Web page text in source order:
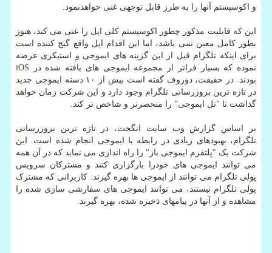
و اکوسیستم آنها را به طرز قابل توجهی غنی خواهدنمود.
این که قابلیت مذکور چطور اکوسیستم کلی اپل را غنی می کند، هنوز
بطور کامل معین نمی باشد، اما این اقدام اپل واقع گیج کننده است
برای اینکه تلگرام قبل از این گزینه های ایموجی و استیکری عرضه
نموده که بسیار فراتر از مجموعه ایموجی های یافته شده در iOS
بودند. در حقیقت، دوروف گفته است بیش از ۱۰ دسته ایموجی جدید
در تازه ترین بروزرسانی تلگرام وجود دارد و این شرکت زمان خواهد
گذاشت تا "تل ایموجی" را منحصرتر و شاخص تر کند.
بر اساس گزارش وب سایت انگجت، در تازه ترین بروزرسانی
تلگرام، بهبودهای زیادی در رابطه با ایموجی انجام شده است. این
شرکت یک "پلتفرم ایموجی باز" را راه اندازی می نماید که در آن همه
می توانند ایموجی های خودرا بارگزاری کنند و مشترکان سرویس
پولی تلگرام می توانند از ایموجی ها بهره گیرند. کاربرانی که مشترک
پولی تلگرام نیستند، می توانند ایموجی های سفارشی سازی شده را
مشاهده و از آنها در پیامهای ذخیره شده، بهره گیرند.